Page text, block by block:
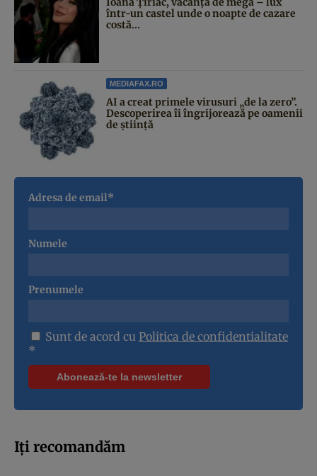
într-un castel unde o noapte de cazare
costă...
MEDIAFAX.RO
AI a creat primele virusuri „de la zero”.
Descoperirea îi îngrijorează pe oamenii
de știință
Adresa de email*
Numele
Prenumele
Sunt de acord cu Politica de confidentialitate
*
Iți recomandăm